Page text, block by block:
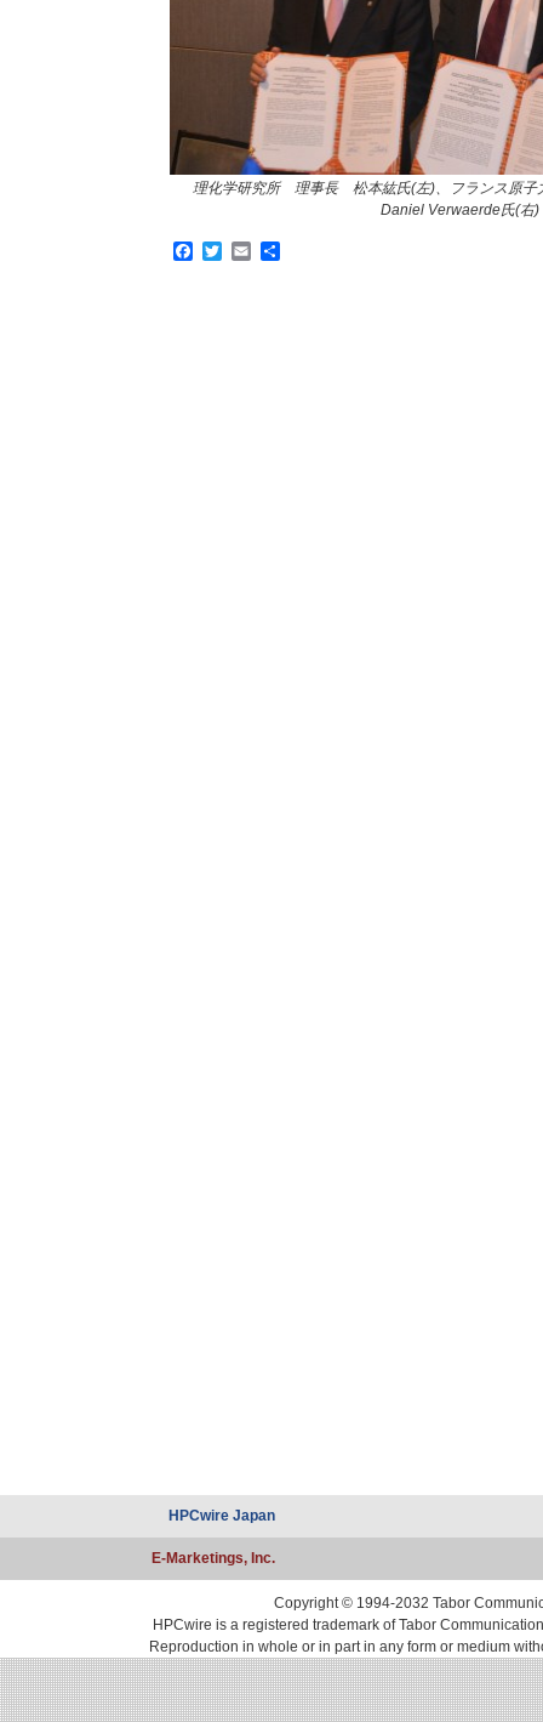
理化学研究所 理事長 松本紘氏(左)、フランス原
Daniel Verwaerde氏(右)
Facebook
TwitterEmail
共
HPCwire Japan
E-Marketings, Inc.
Copyright © 1994-2032 Tabor
HPCwire is a registered trademark of Tabor
Reproduction in whole or in part in any form or medium